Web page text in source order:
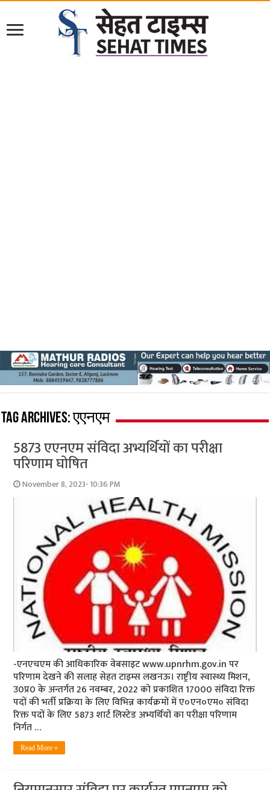
Tag Archives:एएनएम
5873 एएनएम संविदा अभ्यर्थियों का परीक्षा
परिणाम घोषित
November 8, 2023- 10:36 PM
-एनएचएम की आधिकारिक वेबसाइट www.upnrhm.gov.in पर
परिणाम देखने की सलाह सेहत टाइम्स लखनऊ। राष्ट्रीय स्वास्थ्य मिशन,
उ0प्र0 के अन्तर्गत 26 नवम्बर, 2022 को प्रकाशित 17000 संविदा रिक्त
पदों की भर्ती प्रक्रिया के लिए विभिन्न कार्यक्रमों में ए०एन०एम० संविदा
रिक्त पदों के लिए 5873 शार्ट लिस्टेड अभ्यर्थियों का परीक्षा परिणाम
निर्गत …
Read More »